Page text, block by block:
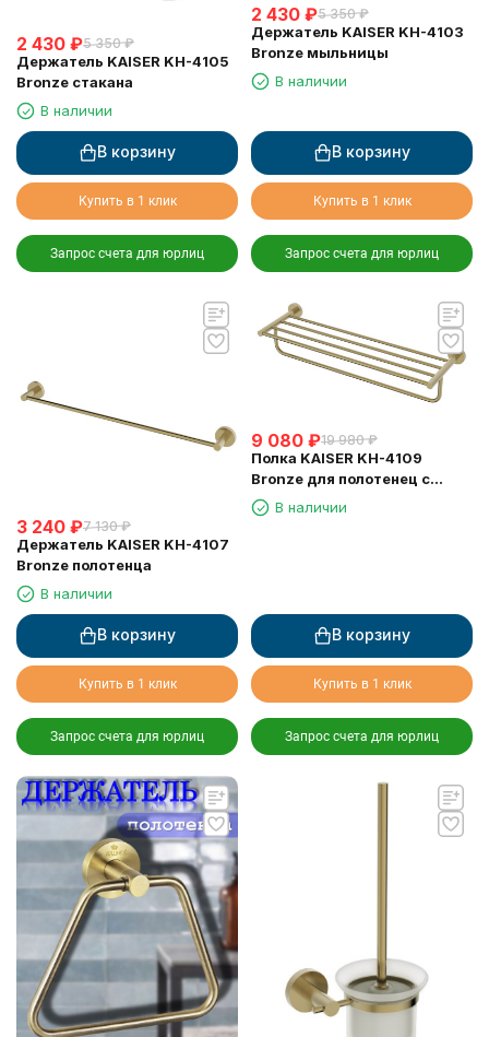
2 430 ₽5 350 ₽
Держатель KAISER KH-4105
Bronze стакана
В наличии
В корзину
Купить в 1 клик
Запрос счета для юрлиц
2 430 ₽5 350 ₽
Держатель KAISER KH-4103
Bronze мыльницы
В наличии
В корзину
Купить в 1 клик
Запрос счета для юрлиц
3 240 ₽7 130 ₽
Держатель KAISER KH-4107
Bronze полотенца
В наличии
В корзину
Купить в 1 клик
Запрос счета для юрлиц
9 080 ₽19 980 ₽
Полка KAISER KH-4109
Bronze для полотенец с
держателем
В наличии
В корзину
Купить в 1 клик
Запрос счета для юрлиц